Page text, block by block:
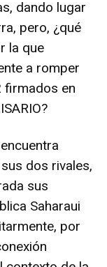
dando lugar
pero, ¿qué
la que
a romper
firmados en
dos rivales,
sus
Saharaui
por